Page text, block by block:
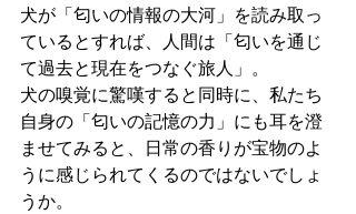
犬が「匂いの情報の大河」を読み取っ
ているとすれば、人間は「匂いを通じ
て過去と現在をつなぐ旅人」。
犬の嗅覚に驚嘆すると同時に、私たち
自身の「匂いの記憶の力」にも耳を澄
ませてみると、日常の香りが宝物のよ
うに感じられてくるのではないでしょ
うか。